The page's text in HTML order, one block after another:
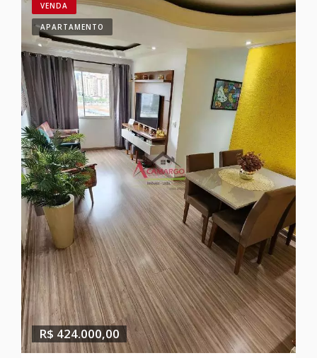
VENDA
APARTAMENTO
R$ 424.000,00